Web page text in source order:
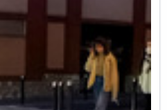
a la juventud,
en riesgo de